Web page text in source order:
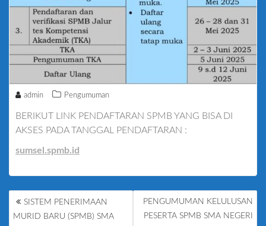
admin Pengumuman
BERIKUT LINK PENDAFTARAN SPMB YANG BISA DI
AKSES PADA TANGGAL PENDAFTARAN :
sumsel.spmb.id
POST
NAVIGATION
SISTEM PENERIMAAN
MURID BARU (SPMB) SMA
PENGUMUMAN KELULUSAN
PESERTA SPMB SMA NEGERI